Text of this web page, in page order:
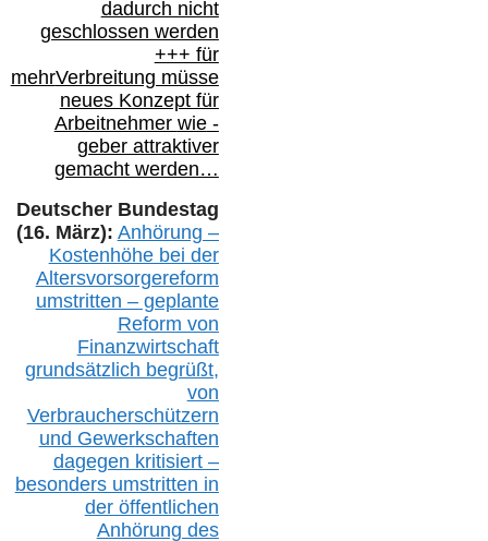
dadurch nicht
geschlossen werden
+++ für
mehrVerbreitung müsse
neues Konzept für
Arbeitnehmer wie-
geber attraktiver
gemacht werden…
Deutscher Bundestag
(16. März): Anhörung –
Kostenhöhe bei der
Altersvorsorgereform
umstritten – geplante
Reform von
Finanzwirtschaft
grundsätzlich begrüßt,
von
Verbraucherschützern
und Gewerkschaften
dagegen kritisiert –
besonders umstritten in
der öffentlichen
Anhörung des